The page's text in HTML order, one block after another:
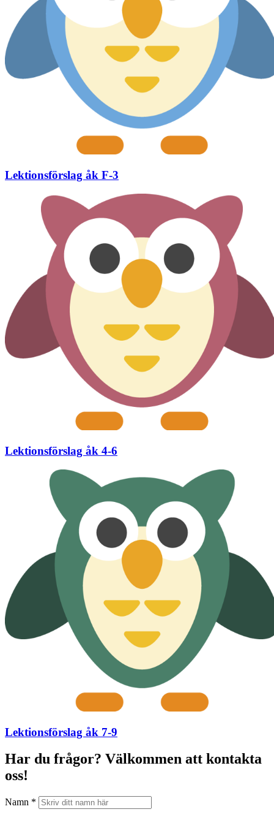
Lektionsförslag åk F-3
Lektionsförslag åk 4-6
Lektionsförslag åk 7-9
Har du frågor? Välkommen att kontakta
oss!
Namn *